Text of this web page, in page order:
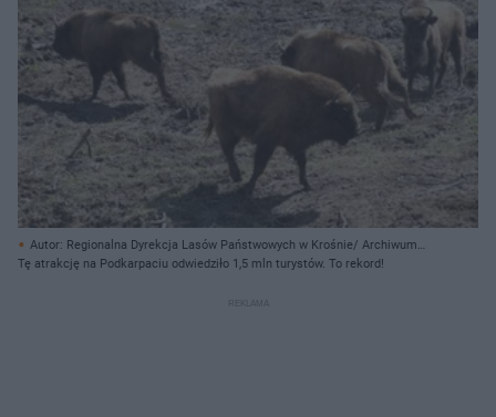
Autor: Regionalna Dyrekcja Lasów Państwowych w Krośnie/ Archiwum
prywatne
Tę atrakcję na Podkarpaciu odwiedziło 1,5 mln turystów. To rekord!